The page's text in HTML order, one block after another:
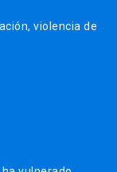
violencia de